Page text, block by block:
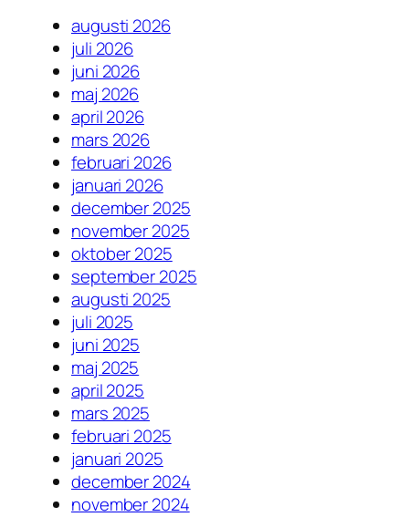
augusti 2026
juli 2026
juni 2026
maj 2026
april 2026
mars 2026
februari 2026
januari 2026
december 2025
november 2025
oktober 2025
september 2025
augusti 2025
juli 2025
juni 2025
maj 2025
april 2025
mars 2025
februari 2025
januari 2025
december 2024
november 2024